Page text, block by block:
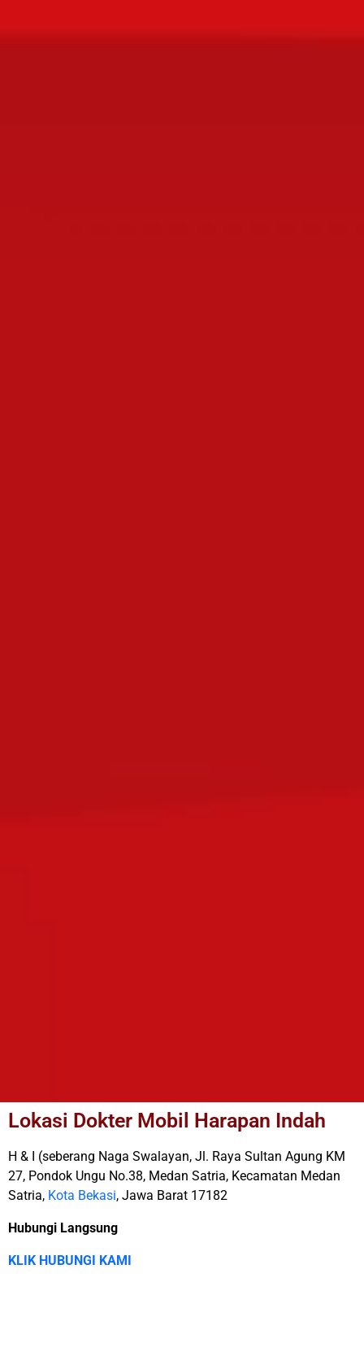
Lokasi Dokter Mobil Harapan Indah
H & I (seberang Naga Swalayan, Jl. Raya Sultan Agung KM
27, Pondok Ungu No.38, Medan Satria, Kecamatan Medan
Satria, Kota Bekasi, Jawa Barat 17182
Hubungi Langsung
KLIK HUBUNGI KAMI